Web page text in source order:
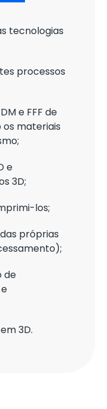
tecnologias
processos
e FFF de
materiais
e
3D;
los;
próprias
de
3D.